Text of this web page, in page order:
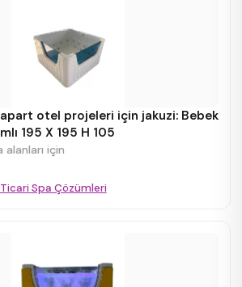
otel projeleri için jakuzi: Bebek
195 X 195 H 105
için
Spa Çözümleri